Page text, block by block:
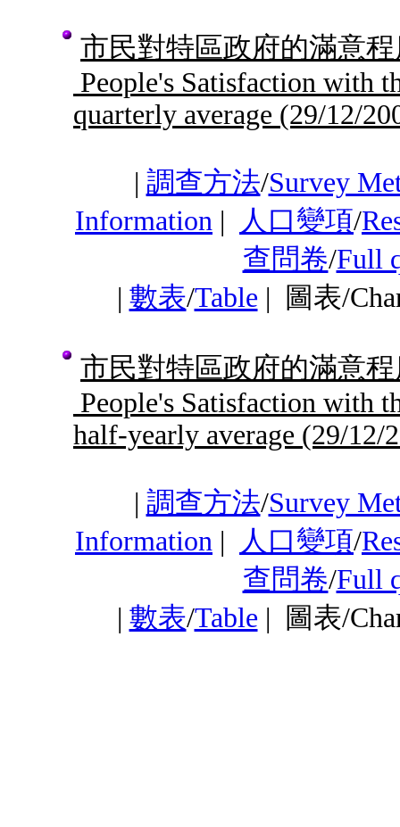
市民對特區政府的滿意
People's Satisfaction with
quarterly average (29/12/
| 調查方法/Survey
Information | 人口變項/
查問卷/Full
| 數表/Table | 圖表/
市民對特區政府的滿意
People's Satisfaction with
half-yearly average (29/12/
| 調查方法/Survey
Information | 人口變項/
查問卷/Full
| 數表/Table | 圖表/